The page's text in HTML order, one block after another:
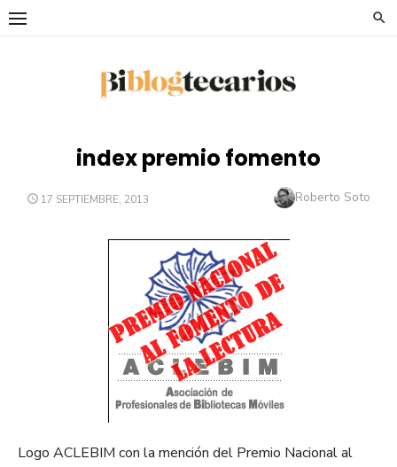
Saltar
index premio fomento
PUBLICADO
17 SEPTIEMBRE, 2013 Autor
Roberto Soto
Logo ACLEBIM con la mención del Premio Nacional al